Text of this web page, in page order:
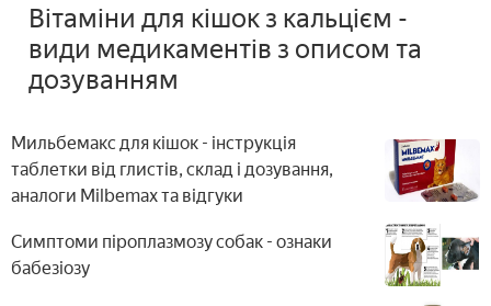
Вітаміни для кішок з кальцієм -
види медикаментів з описом та
дозуванням
Мильбемакс для кішок - інструкція
таблетки від глистів, склад і дозування,
аналоги Milbemax та відгуки
Симптоми піроплазмозу собак - ознаки
бабезіозу